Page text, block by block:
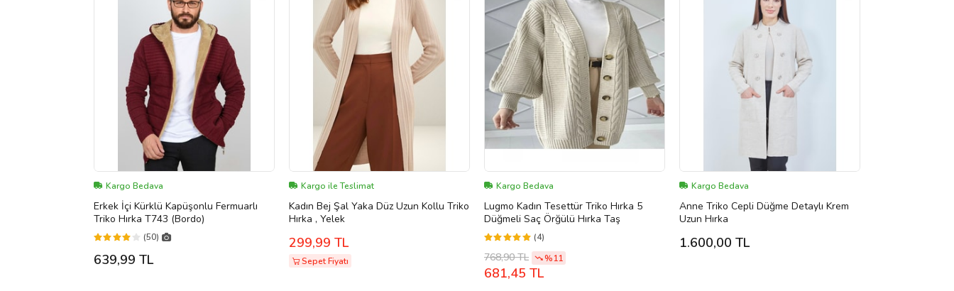
Kargo Bedava
Erkek İçi Kürklü Kapüşonlu Fermuarlı
Triko Hırka T743 (Bordo)
(50)
639,99 TL
Kargo ile Teslimat
Kadın Bej Şal Yaka Düz Uzun Kollu Triko
Hırka , Yelek
299,99 TL
Sepet Fiyatı
Kargo Bedava
Lugmo Kadın Tesettür Triko Hırka 5
Düğmeli Saç Örğülü Hırka Taş
(4)
768,90 TL %11
681,45 TL
Kargo Bedava
Anne Triko Cepli Düğme Detaylı Krem
Uzun Hırka
1.600,00 TL